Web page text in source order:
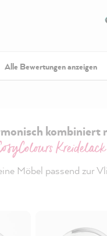
Alle Bewertungen anzeigen
kombiniert
Kreidelack
Möbel passend zur